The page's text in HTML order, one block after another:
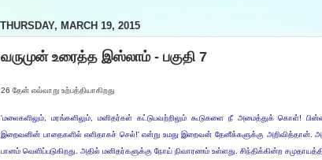
THURSDAY, MARCH 19, 2015
வருமுன் உரைத்த இஸ்லாம் - பகுதி 7
26 தேன் எவ்வாறு உற்பத்தியாகிறது
'மலைகளிலும், மரங்களிலும், மனிதர்கள் கட்டுபவற்றிலும் கூடுகளை நீ அமைத்துக் கொள்!
இறைவனின் பாதைகளில் எளிதாகச் செல்!' என்று உமது இறைவன் தேனீக்களுக்கு அறிவித்தான். அதன்
பானம் வெளிப்படுகிறது. அதில் மனிதர்களுக்கு நோய் நிவாரணம் உள்ளது. சிந்திக்கின்ற